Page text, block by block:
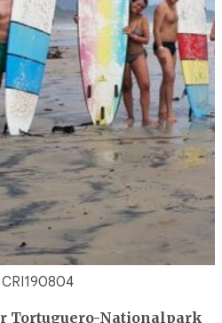
Tortuguero-Nationalpark